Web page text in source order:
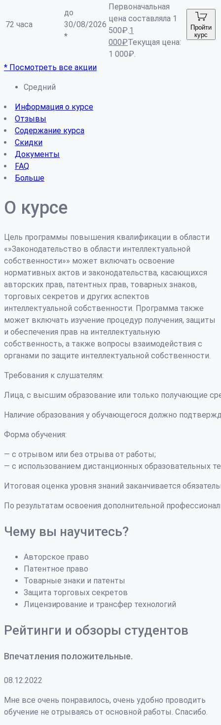
72 часа
до
30/08/2026
*
Первоначальная
цена составляла 1
500₽.1
000₽Текущая цена:
1 000₽.
Пройти
курс
* Посмотреть все акции
Средний
Информация о курсе
Отзывы
Содержание курса
Скидки
Документы
FAQ
Больше
О курсе
Цель программы повышения квалификации в области
«»Законодательство в области интеллектуальной
собственности»» может включать освоение
нормативных актов и законодательства, касающихся
авторских прав, патентных прав, товарных знаков,
торговых секретов и других аспектов
интеллектуальной собственности. Программа также
может включать изучение процедур получения, защиты
и обеспечения прав на интеллектуальную
собственность, а также вопросы взаимодействия с
органами по защите интеллектуальной собственности.
Требования к слушателям:
Лица, с высшим образование или только получающие
Наличие образования у обучающегося должно
Форма обучения:
— с отрывом или без отрыва от работы;
— с использованием дистанционных образовательных
Итоговая оценка уровня знаний заканчивается
По результатам освоения дополнительной
Чему вы научитесь?
Авторское право
Патентное право
Товарные знаки и патенты
Защита торговых секретов
Лицензирование и трансфер технологий
Рейтинги и обзоры студентов
Впечатления положительные.
08.12.2022
Мне все очень понравилось, очень удобно проводить
обучение не отрываясь от основной работы. Спасибо.